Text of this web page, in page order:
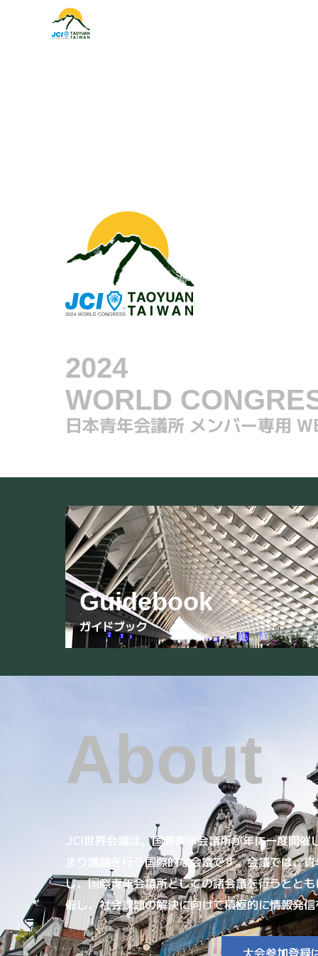
2024
WORLD
日本青年会議所 メンバー専用
Guidebook
ガイドブック
About
JCI世界会議は、国際青年会議所が年に一度開
まり議論を行う国際的な会議です。会議では、
し、国際青年会議所としての諸会議を行うとと
催し、社会課題の解決に向けて積極的に情報発
大会参加登録